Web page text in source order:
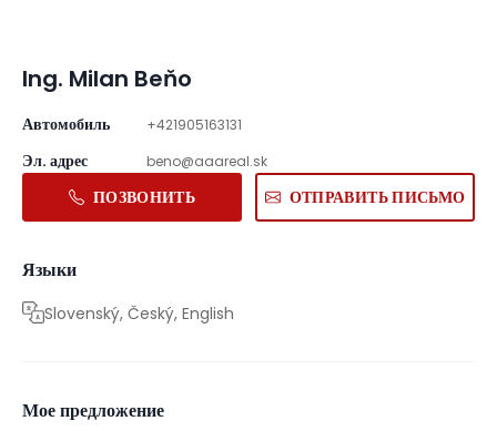
Ing. Milan Beňo
Автомобиль +421905163131
Эл. адрес beno@aaareal.sk
ПОЗВОНИТЬ ОТПРАВИТЬ ПИСЬМО
Языки
Slovenský, Český, English
Мое предложение